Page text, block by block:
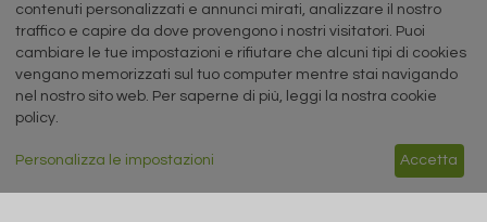
MENU
MERCATI
SERVIZI
EVENTI
SEGUICI SUI NOSTRI
SOCIAL NETWORK
Capitale Sociale: 190.000€ interamente versato
contenuti personalizzati e annunci mirati, analizzare il nostro
traffico e capire da dove provengono i nostri visitatori. Puoi
cambiare le tue impostazioni e rifiutare che alcuni tipi di cookies
vengano memorizzati sul tuo computer mentre stai navigando
nel nostro sito web. Per saperne di più, leggi la nostra cookie
policy.
Personalizza le impostazioni Accetta